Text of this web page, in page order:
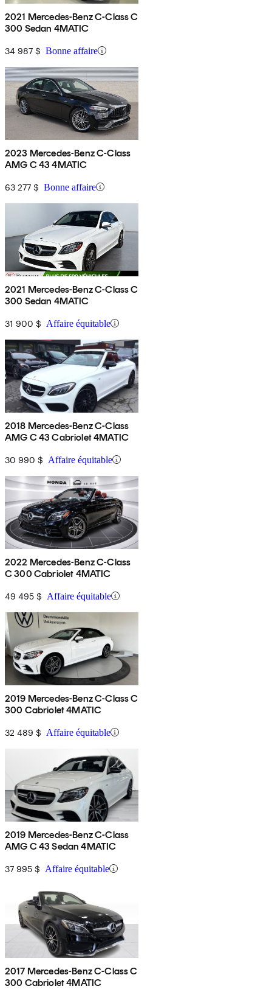
2021 Mercedes-Benz C-Class C
300 Sedan 4MATIC
34 987 $ Bonne affaire
2023 Mercedes-Benz C-Class
AMG C 43 4MATIC
63 277 $ Bonne affaire
2021 Mercedes-Benz C-Class C
300 Sedan 4MATIC
31 900 $ Affaire équitable
2018 Mercedes-Benz C-Class
AMG C 43 Cabriolet 4MATIC
30 990 $ Affaire équitable
2022 Mercedes-Benz C-Class
C 300 Cabriolet 4MATIC
49 495 $ Affaire équitable
2019 Mercedes-Benz C-Class C
300 Cabriolet 4MATIC
32 489 $ Affaire équitable
2019 Mercedes-Benz C-Class
AMG C 43 Sedan 4MATIC
37 995 $ Affaire équitable
2017 Mercedes-Benz C-Class C
300 Cabriolet 4MATIC